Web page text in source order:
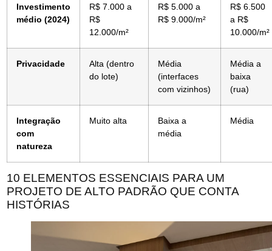
Investimento
médio (2024)
R$ 7.000 a
R$
12.000/m²
R$ 5.000 a
R$ 9.000/m²
R$ 6.500
a R$
10.000/m²
Privacidade
Alta (dentro
do lote)
Média
(interfaces
com vizinhos)
Média a
baixa
(rua)
Integração
com
natureza
Muito alta
Baixa a
média
Média
10 ELEMENTOS ESSENCIAIS PARA UM
PROJETO DE ALTO PADRÃO QUE CONTA
HISTÓRIAS